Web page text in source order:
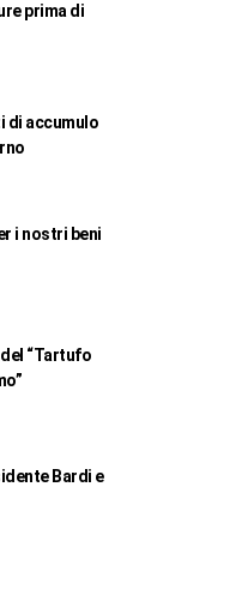
prima di
di accumulo
i nostri beni
“Tartufo
Bardi e